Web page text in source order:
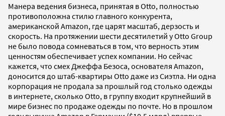
Манера ведения бизнеса, принятая в Otto, полностью
противоположна стилю главного конкурента,
американской Amazon, где царят масштаб, дерзость и
скорость. На протяжении шести десятилетий у Otto Group
не было повода сомневаться в том, что верность этим
ценностям обеспечивает успех компании. Но сейчас
кажется, что смех Джеффа Безоса, основателя Amazon,
доносится до штаб-квартиры Otto даже из Сиэтла. Ни одна
корпорация не продала за прошлый год столько одежды
в интернете, сколько Otto, в группу входит крупнейший в
мире бизнес по продаже одежды по почте. Но в прошлом